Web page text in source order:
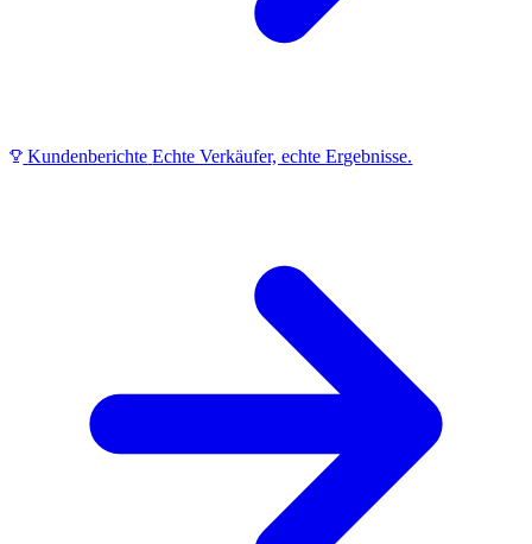
Kundenberichte Echte Verkäufer, echte Ergebnisse.